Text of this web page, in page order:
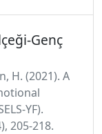
Genç
H. (2021). A
YF).
205-218.